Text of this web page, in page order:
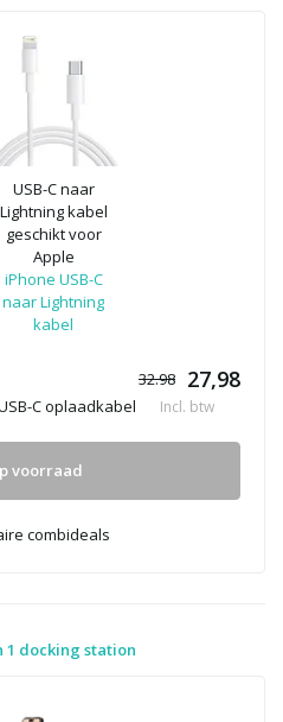
USB-C naar
Lightning kabel
geschikt voor
Apple
iPhone USB-C
naar Lightning
kabel
32.98 27,98
C oplaadkabel Incl. btw
voorraad
combideals
1 docking station